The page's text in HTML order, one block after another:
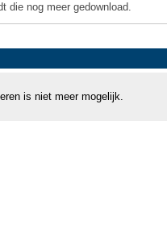
die nog meer gedownload.
is niet meer mogelijk.